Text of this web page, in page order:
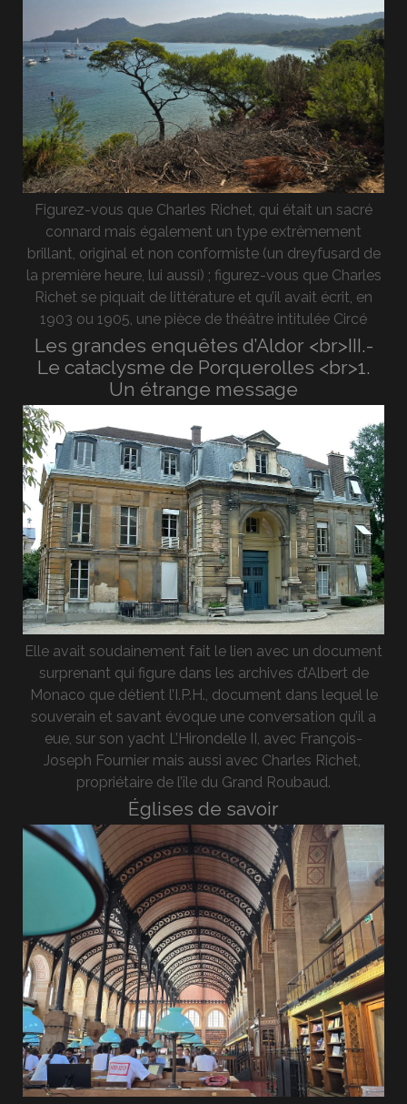
Figurez-vous que Charles Richet, qui était un sacré
connard mais également un type extrêmement
brillant, original et non conformiste (un dreyfusard de
la première heure, lui aussi) ; figurez-vous que Charles
Richet se piquait de littérature et qu’il avait écrit, en
1903 ou 1905, une pièce de théâtre intitulée Circé
Les grandes enquêtes d’Aldor <br>III.-
Le cataclysme de Porquerolles <br>1.
Un étrange message
Elle avait soudainement fait le lien avec un document
surprenant qui figure dans les archives d’Albert de
Monaco que détient l’I.P.H., document dans lequel le
souverain et savant évoque une conversation qu’il a
eue, sur son yacht L’Hirondelle II, avec François-
Joseph Fournier mais aussi avec Charles Richet,
propriétaire de l’île du Grand Roubaud.
Églises de savoir